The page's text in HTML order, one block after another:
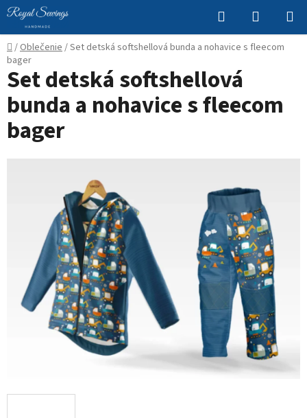
Prejsť
na
obsah
Hľadať
KOŠÍK
Domov
/Oblečenie/Set detská softshellová bunda a nohavice s fleecom
bager
Set detská softshellová
bunda a nohavice s fleecom
bager